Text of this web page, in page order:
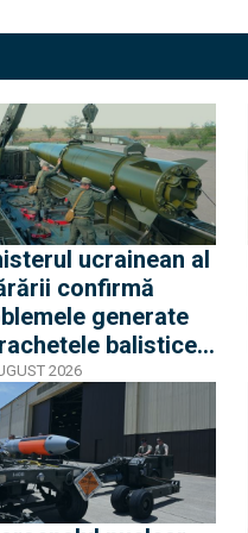
ucrainean al
confirmă
generate
balistice
În luna iulie, au
interceptate doar
cele 195 de
lansate de
rusă
2026